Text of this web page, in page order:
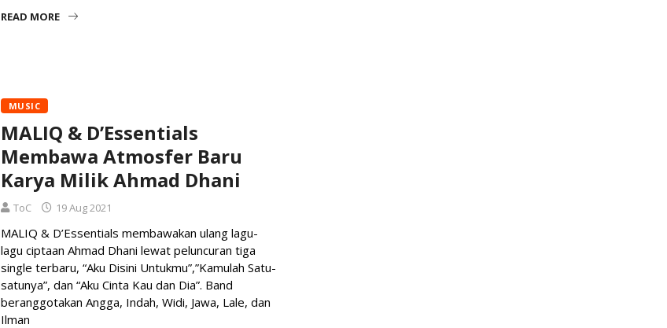
READ MORE
MUSIC
MALIQ & D’Essentials
Membawa Atmosfer Baru
Karya Milik Ahmad Dhani
ToC 19 Aug 2021
MALIQ & D’Essentials membawakan ulang lagu-
lagu ciptaan Ahmad Dhani lewat peluncuran tiga
single terbaru, “Aku Disini Untukmu”,”Kamulah Satu-
satunya”, dan “Aku Cinta Kau dan Dia”. Band
beranggotakan Angga, Indah, Widi, Jawa, Lale, dan
Ilman